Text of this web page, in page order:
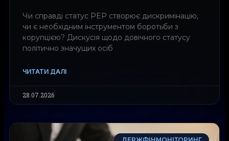
Чи справді статус PEP створює дискримінацію,
чи є необхідним інструментом боротьби з
корупцією? Дискусія щодо довічного статусу
політично значущих осіб
ЧИТАТИ ДАЛІ
28.07.2026